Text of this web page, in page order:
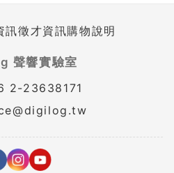
訊徵才資訊購物說明
聲響實驗室
2-23638171